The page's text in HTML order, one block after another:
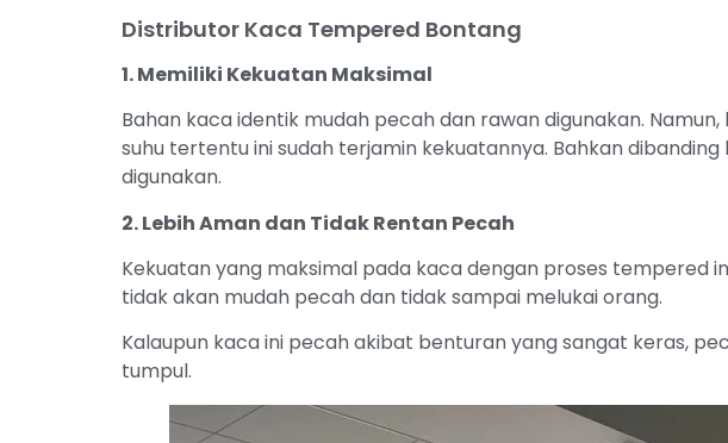
Distributor Kaca Tempered Bontang
1. Memiliki Kekuatan Maksimal
Bahan kaca identik mudah pecah dan rawan digunakan.
suhu tertentu ini sudah terjamin kekuatannya. Bahkan
digunakan.
2. Lebih Aman dan Tidak Rentan Pecah
Kekuatan yang maksimal pada kaca dengan proses tempered
tidak akan mudah pecah dan tidak sampai melukai orang.
Kalaupun kaca ini pecah akibat benturan yang sangat keras,
tumpul.